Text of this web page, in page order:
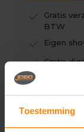
Toestemming
check
Gratis
BTW
check Eigen
check Gratis